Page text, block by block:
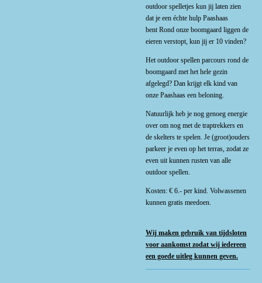
outdoor spelletjes kun jij laten zien
dat je een échte hulp Paashaas
bentRond onze boomgaard liggen de
eieren verstopt, kun jij er 10 vinden?
Het outdoor spellen parcours rond de
boomgaard met het hele gezin
afgelegd? Dan krijgt elk kind van
onze Paashaas een beloning.
Natuurlijk heb je nog genoeg energie
over om nog met de traptrekkers en
de skelters te spelen. Je (groot)ouders
parkeer je even op het terras, zodat ze
even uit kunnen rusten van alle
outdoor spellen.
Kosten: € 6.- per kind. Volwassenen
kunnen gratis meedoen.
Wij maken gebruik van tijdsloten
voor aankomst zodat wij iedereen
een goede uitleg kunnen geven.